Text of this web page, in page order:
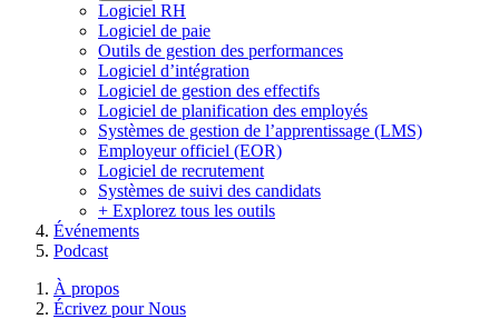
Logiciel RH
Logiciel de paie
Outils de gestion des performances
Logiciel d’intégration
Logiciel de gestion des effectifs
Logiciel de planification des employés
Systèmes de gestion de l’apprentissage (LMS)
Employeur officiel (EOR)
Logiciel de recrutement
Systèmes de suivi des candidats
+ Explorez tous les outils
Événements
Podcast
À propos
Écrivez pour Nous